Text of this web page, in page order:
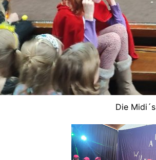
Die Midi´s